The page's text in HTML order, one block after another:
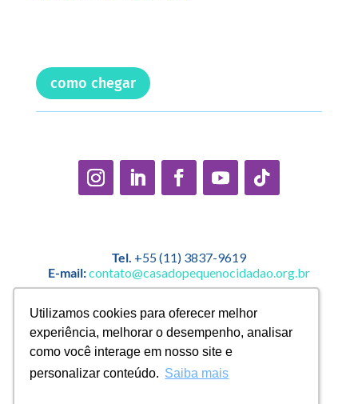
Utilizamos cookies para oferecer melhor
experiência, melhorar o desempenho, analisar
como você interage em nosso site e
personalizar conteúdo. Saiba mais
Utilizamos cookies para oferecer melhor
experiência, melhorar o desempenho, analisar
como você interage em nosso site e
personalizar conteúdo. Saiba mais
como chegar
Tel. +55 (11) 3837-9619
E-mail:contato@casadopequenocidadao.org.br
Política Interna de Proteção de Dados |Encarregado de
Dados: Marcelo Correa |
denuncias@casadopequenocidadao.org.br
Aviso de Privacidade| Termos de Uso